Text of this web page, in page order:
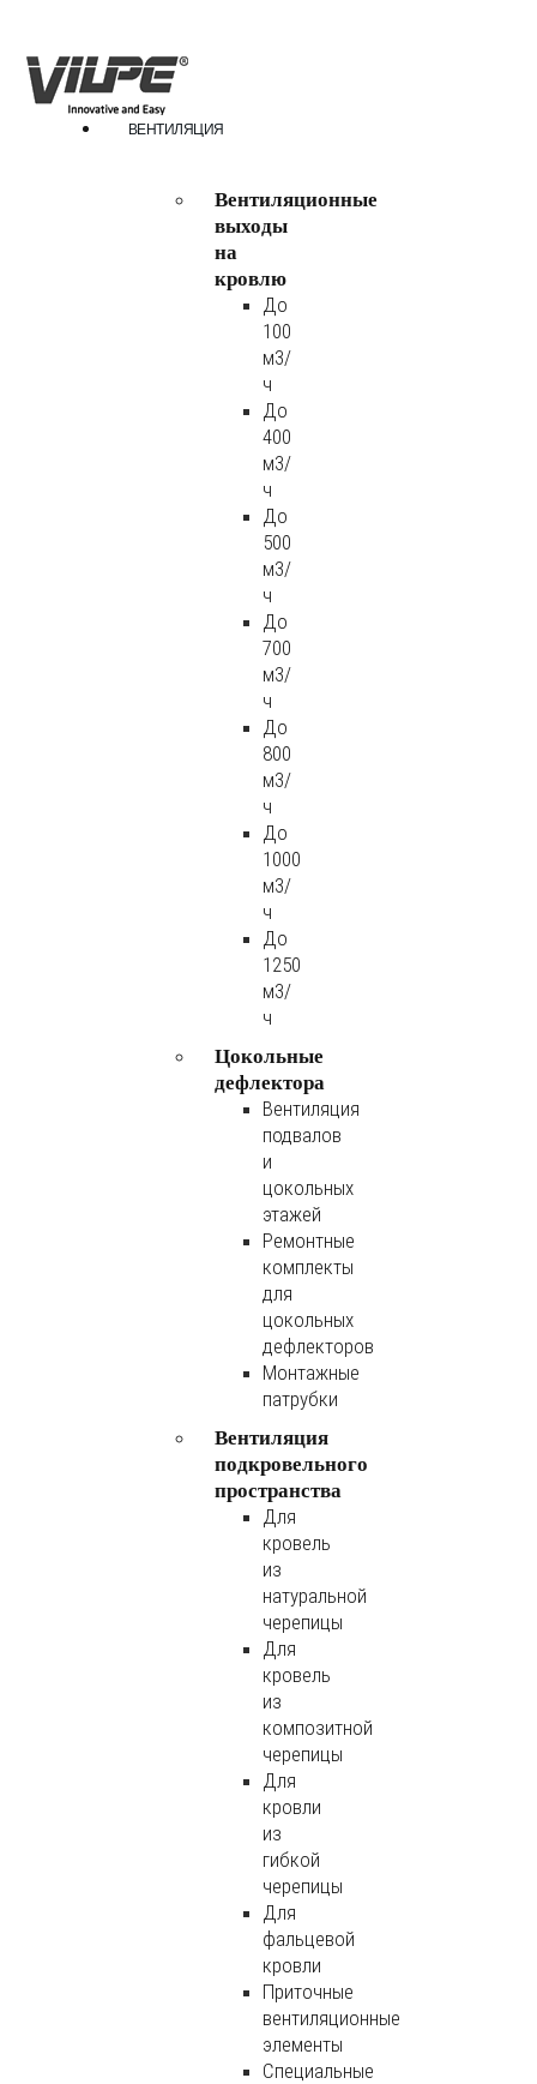
ВЕНТИЛЯЦИЯ
Вентиляционные
выходы
на
кровлю
До
100
м3/
ч
До
400
м3/
ч
До
500
м3/
ч
До
700
м3/
ч
До
800
м3/
ч
До
1000
м3/
ч
До
1250
м3/
ч
Цокольные
дефлектора
Вентиляция
подвалов
и
цокольных
этажей
Ремонтные
комплекты
для
цокольных
дефлекторов
Монтажные
патрубки
Вентиляция
подкровельного
пространства
Для
кровель
из
натуральной
черепицы
Для
кровель
из
композитной
черепицы
Для
кровли
из
гибкой
черепицы
Для
фальцевой
кровли
Приточные
вентиляционные
элементы
Специальные